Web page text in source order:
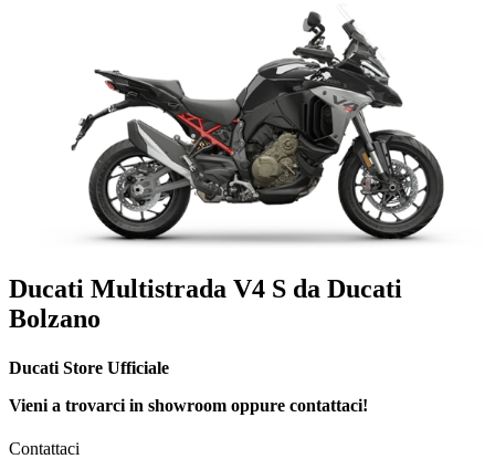
Ducati Multistrada V4 S da Ducati
Bolzano
Ducati Store Ufficiale
Vieni a trovarci in showroom oppure contattaci!
Contattaci